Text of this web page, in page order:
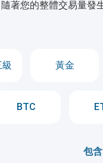
著您的整體交易量
黃金
BTC
包